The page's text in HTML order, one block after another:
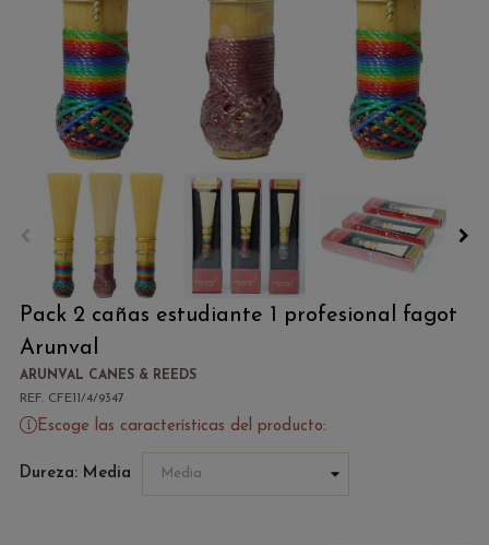
Pack 2 cañas estudiante 1 profesional fagot
Arunval
ARUNVAL CANES & REEDS
REF. CFE11/4/9347
Escoge las características del producto:
Dureza: Media